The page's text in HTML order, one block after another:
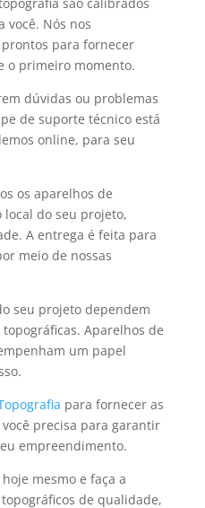
você. Nós nos
para fornecer
o primeiro momento.
dúvidas ou problemas
de suporte técnico está
online, para seu
os aparelhos de
do seu projeto,
A entrega é feita para
meio de nossas
seu projeto dependem
Aparelhos de
um papel
para fornecer as
precisa para garantir
empreendimento.
mesmo e faça a
de qualidade,